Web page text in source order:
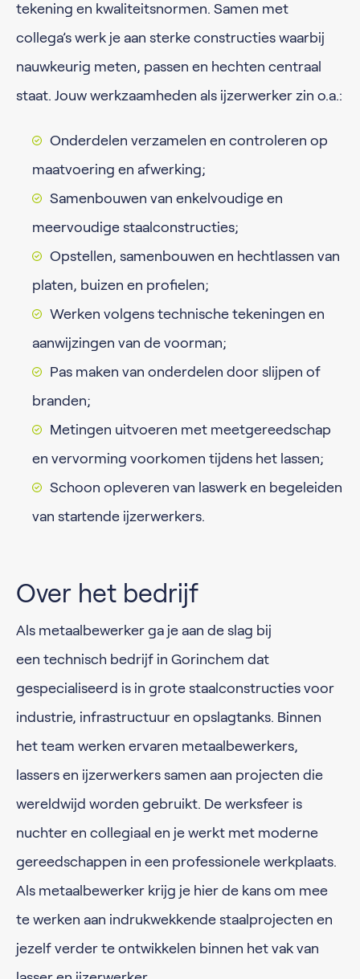
tekening en kwaliteitsnormen. Samen met
collega’s werk je aan sterke constructies waarbij
nauwkeurig meten, passen en hechten centraal
staat. Jouw werkzaamheden als ijzerwerker zin o.a.:
Onderdelen verzamelen en controleren op
maatvoering en afwerking;
Samenbouwen van enkelvoudige en
meervoudige staalconstructies;
Opstellen, samenbouwen en hechtlassen van
platen, buizen en profielen;
Werken volgens technische tekeningen en
aanwijzingen van de voorman;
Pas maken van onderdelen door slijpen of
branden;
Metingen uitvoeren met meetgereedschap
en vervorming voorkomen tijdens het lassen;
Schoon opleveren van laswerk en begeleiden
van startende ijzerwerkers.
Over het bedrijf
Als metaalbewerker ga je aan de slag bij
een technisch bedrijf in Gorinchem dat
gespecialiseerd is in grote staalconstructies voor
industrie, infrastructuur en opslagtanks. Binnen
het team werken ervaren metaalbewerkers,
lassers en ijzerwerkers samen aan projecten die
wereldwijd worden gebruikt. De werksfeer is
nuchter en collegiaal en je werkt met moderne
gereedschappen in een professionele werkplaats.
Als metaalbewerker krijg je hier de kans om mee
te werken aan indrukwekkende staalprojecten en
jezelf verder te ontwikkelen binnen het vak van